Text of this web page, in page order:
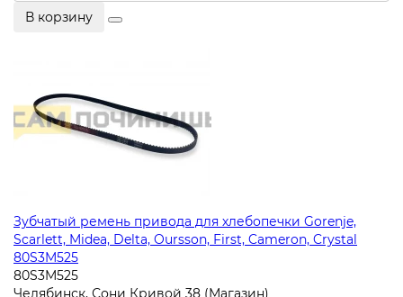
В корзину
Зубчатый ремень привода для хлебопечки Gorenje,
Scarlett, Midea, Delta, Oursson, First, Cameron, Crystal
80S3M525
80S3M525
Челябинск, Сони Кривой 38 (Магазин)